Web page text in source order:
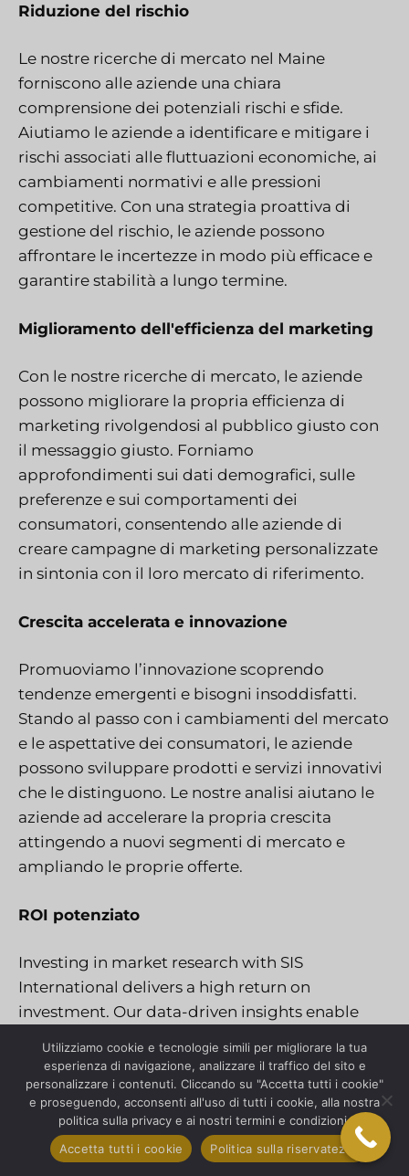
Riduzione del rischio
Le nostre ricerche di mercato nel Maine
forniscono alle aziende una chiara
comprensione dei potenziali rischi e sfide.
Aiutiamo le aziende a identificare e mitigare i
rischi associati alle fluttuazioni economiche, ai
cambiamenti normativi e alle pressioni
competitive. Con una strategia proattiva di
gestione del rischio, le aziende possono
affrontare le incertezze in modo più efficace e
garantire stabilità a lungo termine.
Miglioramento dell'efficienza del marketing
Con le nostre ricerche di mercato, le aziende
possono migliorare la propria efficienza di
marketing rivolgendosi al pubblico giusto con
il messaggio giusto. Forniamo
approfondimenti sui dati demografici, sulle
preferenze e sui comportamenti dei
consumatori, consentendo alle aziende di
creare campagne di marketing personalizzate
in sintonia con il loro mercato di riferimento.
Crescita accelerata e innovazione
Promuoviamo l’innovazione scoprendo
tendenze emergenti e bisogni insoddisfatti.
Stando al passo con i cambiamenti del mercato
e le aspettative dei consumatori, le aziende
possono sviluppare prodotti e servizi innovativi
che le distinguono. Le nostre analisi aiutano le
aziende ad accelerare la propria crescita
attingendo a nuovi segmenti di mercato e
ampliando le proprie offerte.
ROI potenziato
Investing in market research with SIS
International delivers a high return on
investment. Our data-driven insights enable
enhance operational efficiency, improve
customer satisfaction, and drive revenue
growth. By optimizing resources and aligning
strategies with market realities, companies
achieve better financial performance and
Utilizziamo cookie e tecnologie simili per migliorare la tua
esperienza di navigazione, analizzare il traffico del sito e
personalizzare i contenuti. Cliccando su "Accetta tutti i cookie"
e proseguendo, acconsenti all'uso di tutti i cookie, alla nostra
politica sulla privacy e ai nostri termini e condizioni.
Accetta tutti i cookie
Politica sulla riservatezza